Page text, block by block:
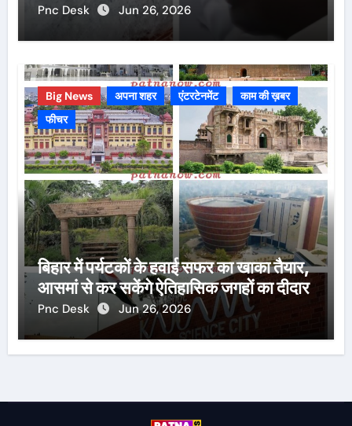
Pnc Desk Jun 26, 2026
Big News अपना शहर एंटरटेनमेंट
काम की ख़बर
फीचर
बिहार में पर्यटकों के हवाई सफर का खाका तैयार,
आसमां से कर सकेंगे ऐतिहासिक जगहों का दीदार
Pnc Desk Jun 26, 2026